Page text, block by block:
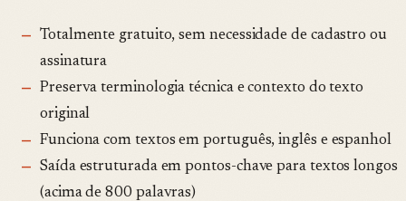
Totalmente gratuito, sem necessidade de cadastro ou
assinatura
Preserva terminologia técnica e contexto do texto
original
Funciona com textos em português, inglês e espanhol
Saída estruturada em pontos-chave para textos longos
(acima de 800 palavras)